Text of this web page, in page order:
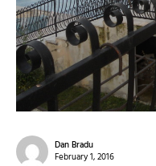
Dan Bradu
February 1, 2016